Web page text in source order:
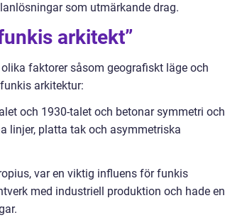
som utmärkande drag.
arkitekt”
faktorer såsom geografiskt läge och
arkitektur:
och 1930-talet och betonar symmetri och
linjer, platta tak och asymmetriska
var en viktig influens för funkis
med industriell produktion och hade en